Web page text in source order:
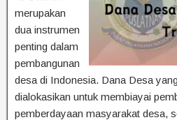
merupakan
dua instrumen
penting dalam
pembangunan
desa di Indonesia. Dana Desa
dialokasikan untuk membiayai
pemberdayaan masyarakat desa,